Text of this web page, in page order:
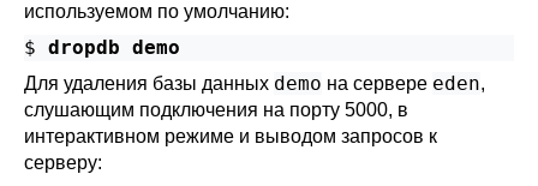
используемом по умолчанию:
$ dropdb demo
Для удаления базы данных demo на сервере eden,
слушающим подключения на порту 5000, в
интерактивном режиме и выводом запросов к
серверу: